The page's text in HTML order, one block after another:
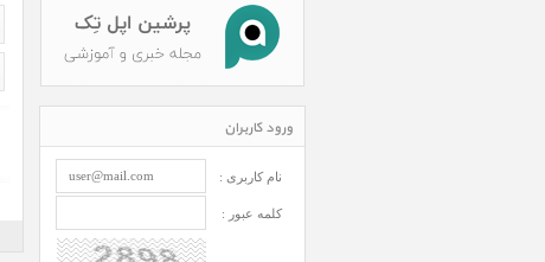
ورود کاربران
نام کاربری :
کلمه عبور :